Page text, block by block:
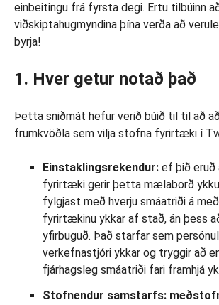
einbeitingu frá fyrsta degi. Ertu tilbúinn
viðskiptahugmyndina þína verða að
byrja!
1. Hver getur notað það
Þetta sniðmát hefur verið búið til til að
frumkvöðla sem vilja stofna fyrirtæki í
Einstaklingsrekendur: ef þið eruð
fyrirtæki gerir þetta mælaborð
fylgjast með hverju smáatriði á
fyrirtækinu ykkar af stað, án þess
yfirbuguð. Það starfar sem
verkefnastjóri ykkar og tryggir að
fjárhagsleg smáatriði fari framhjá
Stofnendur samstarfs: